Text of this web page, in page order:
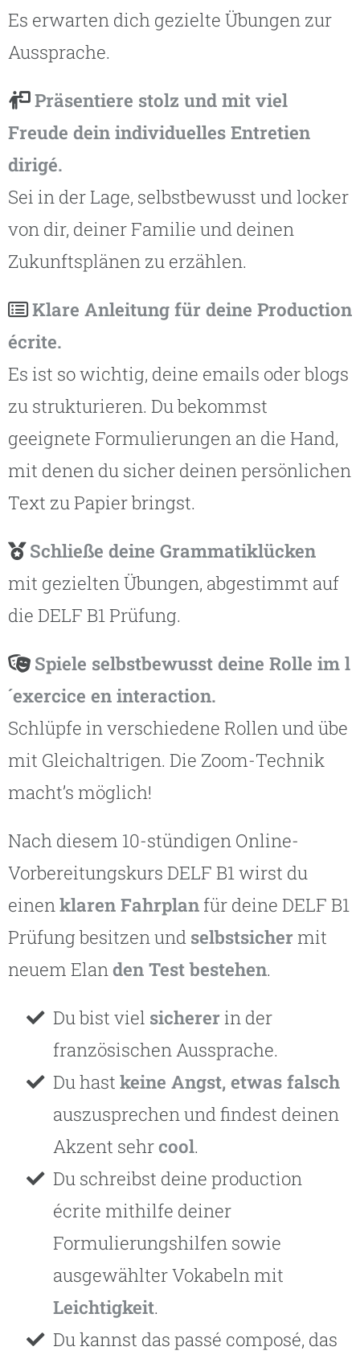
Es erwarten dich gezielte Übungen zur
Aussprache.
Präsentiere stolz und mit viel
Freude dein individuelles Entretien
dirigé.
Sei in der Lage, selbstbewusst und locker
von dir, deiner Familie und deinen
Zukunftsplänen zu erzählen.
Klare Anleitung für deine Production
écrite.
Es ist so wichtig, deine emails oder blogs
zu strukturieren. Du bekommst
geeignete Formulierungen an die Hand,
mit denen du sicher deinen persönlichen
Text zu Papier bringst.
Schließe deine Grammatiklücken
mit gezielten Übungen, abgestimmt auf
die DELF B1 Prüfung.
Spiele selbstbewusst deine Rolle im l
´exercice en interaction.
Schlüpfe in verschiedene Rollen und übe
mit Gleichaltrigen. Die Zoom-Technik
macht’s möglich!
Nach diesem 10-stündigen Online-
Vorbereitungskurs DELF B1 wirst du
einenklaren Fahrplanfür deine DELF B1
Prüfung besitzen und selbstsicher mit
neuem Elanden Test bestehen.
Du bist viel sichererin der
französischen Aussprache.
Du hast keine Angst, etwas falsch
auszusprechen und findest deinen
Akzent sehrcool.
Du schreibst deine production
écrite mithilfe deiner
Formulierungshilfen sowie
ausgewählter Vokabeln mit
Leichtigkeit.
Du kannst das passé composé, das